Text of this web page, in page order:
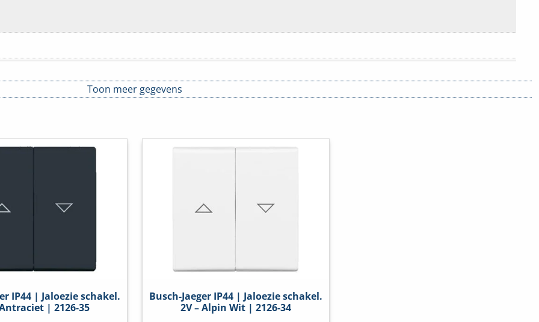
Toon meer gegevens
IP44 | Jaloezie schakel.
| 2126-35
Busch-Jaeger IP44 | Jaloezie schakel.
2V – Alpin Wit | 2126-34